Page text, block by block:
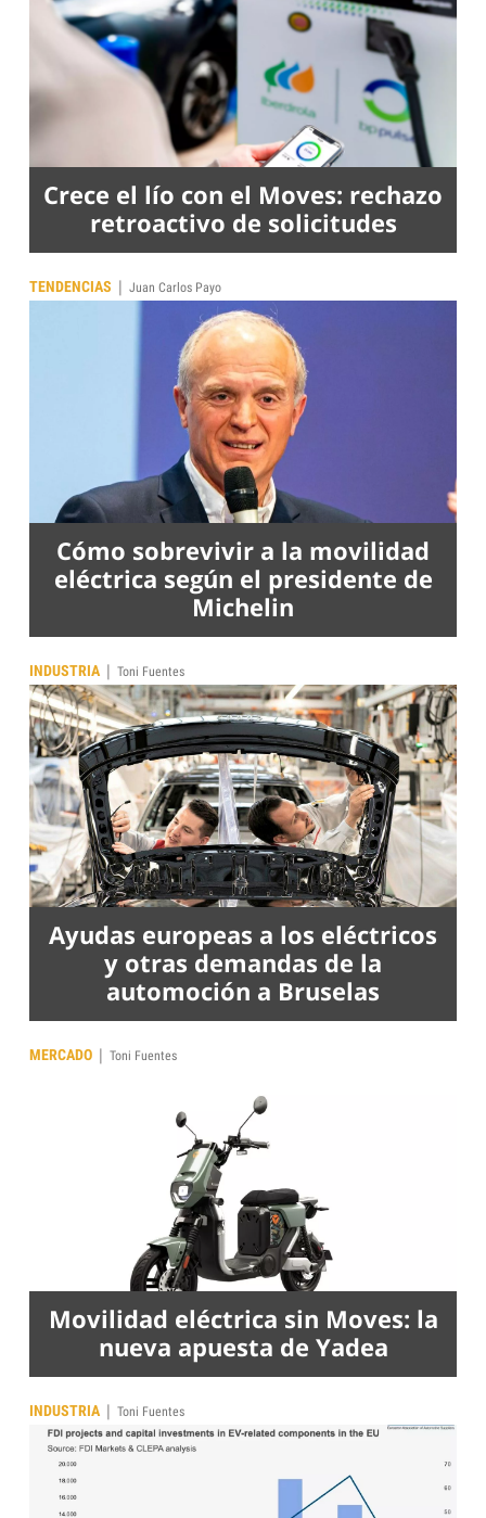
Crece el lío con el Moves: rechazo
retroactivo de solicitudes
TENDENCIAS | Juan Carlos Payo
Cómo sobrevivir a la movilidad
eléctrica según el presidente de
Michelin
INDUSTRIA | Toni Fuentes
Ayudas europeas a los eléctricos
y otras demandas de la
automoción a Bruselas
MERCADO | Toni Fuentes
Movilidad eléctrica sin Moves: la
nueva apuesta de Yadea
INDUSTRIA | Toni Fuentes